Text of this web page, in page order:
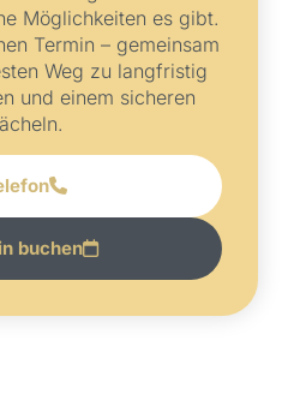
Möglichkeiten es gibt.
Termin – gemeinsam
Weg zu langfristig
und einem sicheren
buchen